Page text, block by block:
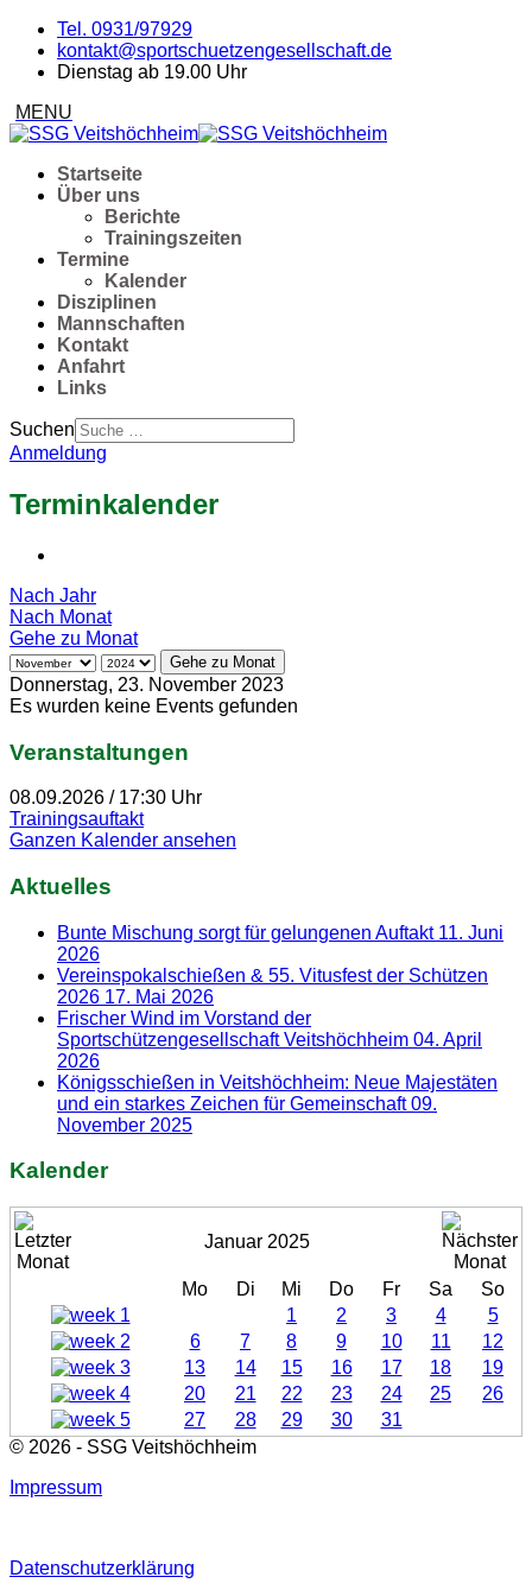
Tel. 0931/97929
kontakt@sportschuetzengesellschaft.de
Dienstag ab 19.00 Uhr
Startseite
Über uns
Berichte
Trainingszeiten
Termine
Kalender
Disziplinen
Mannschaften
Kontakt
Anfahrt
Links
Suchen
Anmeldung
Terminkalender
Nach Jahr
Nach Monat
Gehe zu Monat
Gehe zu Monat
Donnerstag, 23. November 2023
Es wurden keine Events gefunden
Veranstaltungen
08.09.2026 / 17:30 Uhr
Trainingsauftakt
Ganzen Kalender ansehen
Aktuelles
Bunte Mischung sorgt für gelungenen Auftakt 11. Juni
2026
Vereinspokalschießen & 55. Vitusfest der Schützen
2026 17. Mai 2026
Frischer Wind im Vorstand der
Sportschützengesellschaft Veitshöchheim 04. April
2026
Königsschießen in Veitshöchheim: Neue Majestäten
und ein starkes Zeichen für Gemeinschaft09.
November 2025
Kalender
Januar 2025
Mo Di Mi Do Fr Sa
So
1
2 3 4
5
6
7 8 9 10 11
12
13
14 15 16 17 18
19
20
21 22 23 24 25
26
27
28 29 30
31
© 2026 - SSG Veitshöchheim
Impressum
Datenschutzerklärung